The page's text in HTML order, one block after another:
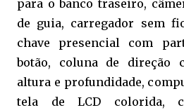
para o banco traseiro, c
de guia, carregador sem
chave presencial com
botão, coluna de direção
altura e profundidade, c
tela de LCD colorida,